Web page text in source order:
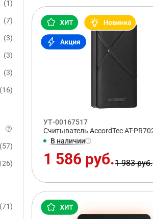
(1)
(7)
(3)
(3)
(3)
(16)
(57)
)
(71)
УТ-00167517
Считыватель AccordTec AT-
В наличии
1 586 руб.1 983 руб.